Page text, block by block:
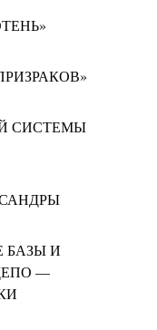
СИСТЕМЫ
БАЗЫ И
—